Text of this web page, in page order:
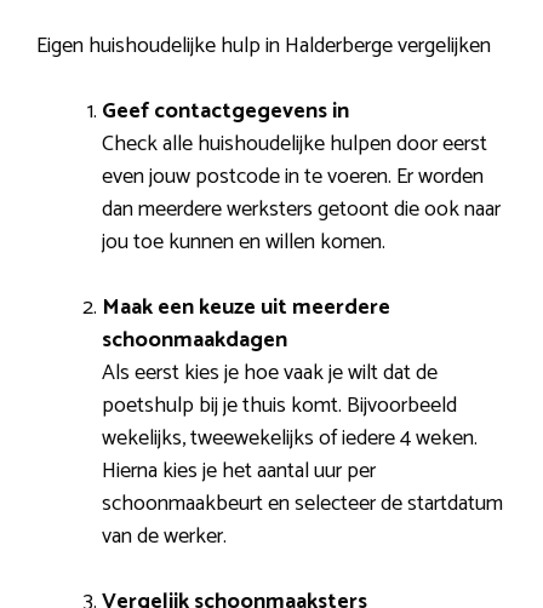
Eigen huishoudelijke hulp in Halderberge vergelijken
Geef contactgegevens in
Check alle huishoudelijke hulpen door eerst
even jouw postcode in te voeren. Er worden
dan meerdere werksters getoont die ook naar
jou toe kunnen en willen komen.
Maak een keuze uit meerdere
schoonmaakdagen
Als eerst kies je hoe vaak je wilt dat de
poetshulp bij je thuis komt. Bijvoorbeeld
wekelijks, tweewekelijks of iedere 4 weken.
Hierna kies je het aantal uur per
schoonmaakbeurt en selecteer de startdatum
van de werker.